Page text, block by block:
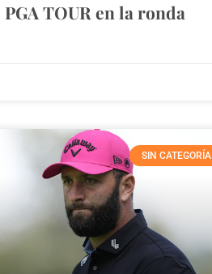
TOUR en la ronda
SIN CATEGORÍA